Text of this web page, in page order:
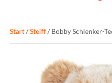
Start/Steiff/ Bobby Schlenker-